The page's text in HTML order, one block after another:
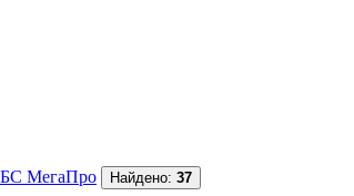
МегаПро Найдено: 37